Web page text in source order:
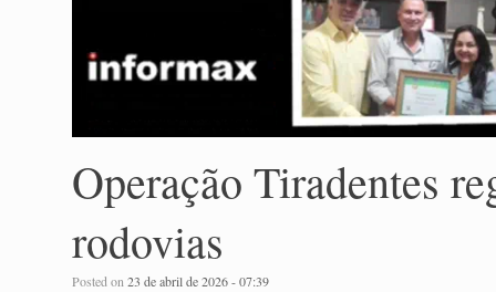
Operação Tiradentes
rodovias
Posted on23 de abril de 2026 - 07:39